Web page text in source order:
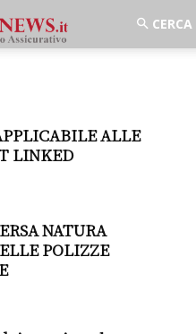
ALLE
LINKED
NATURA
POLIZZE